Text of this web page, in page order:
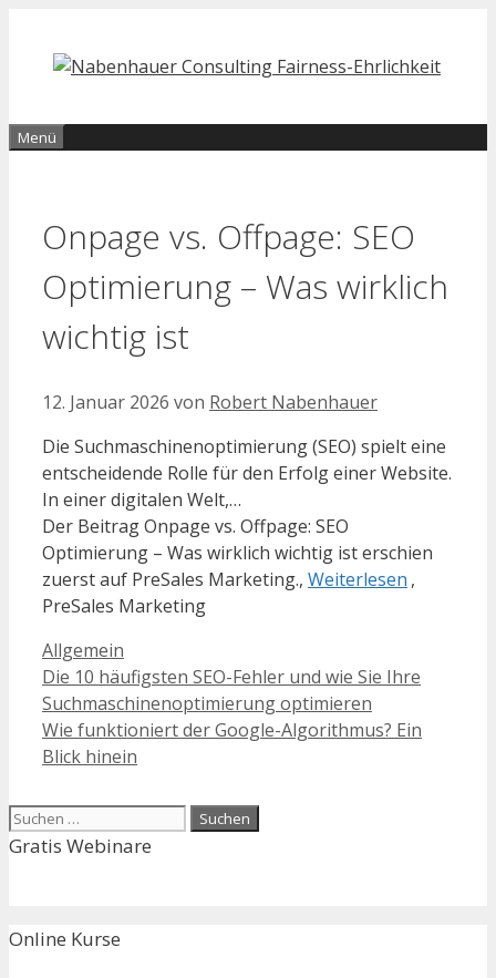
Inhalt
springen
Menü
Onpage vs. Offpage: SEO
Optimierung – Was wirklich
wichtig ist
12. Januar 2026 von Robert Nabenhauer
Die Suchmaschinenoptimierung (SEO) spielt eine
entscheidende Rolle für den Erfolg einer Website.
In einer digitalen Welt,…
Der Beitrag Onpage vs. Offpage: SEO
Optimierung – Was wirklich wichtig ist erschien
zuerst auf PreSales Marketing., Weiterlesen ,
PreSales Marketing
Kategorien
Allgemein
Die 10 häufigsten SEO-Fehler und wie Sie Ihre
Suchmaschinenoptimierung optimieren
Wie funktioniert der Google-Algorithmus? Ein
Blick hinein
Suchen
nach:
Gratis Webinare
Online Kurse